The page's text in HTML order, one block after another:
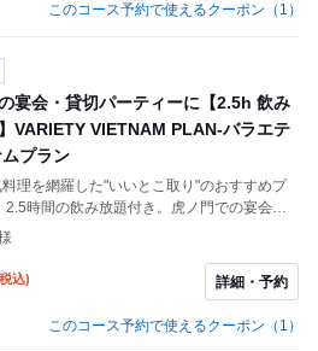
このコース予約で使えるクーポン（1）
宴会・貸切パーティーに【2.5h 飲み
VARIETY VIETNAM PLAN-バラエテ
プラン
理を網羅した"いいとこ取り"のおすすめプ
すめにぜひご検討ください。
込) 詳細・予約
このコース予約で使えるクーポン（1）